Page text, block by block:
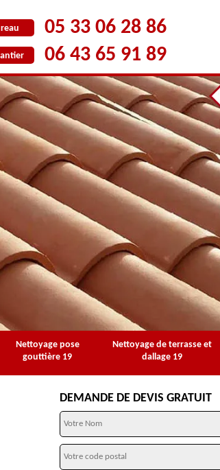
05 33 06 28 86
06 43 65 91 89
Nettoyage pose
gouttière 19
Nettoyage de terrasse et
dallage 19
DEMANDE DE DEVIS GRATUIT